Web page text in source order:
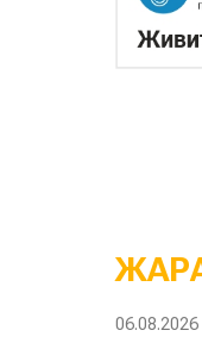
06.08.2026